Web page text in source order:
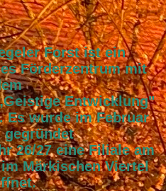
Forst ist ein
Förderzentrum mit
Entwicklung"
Es wurde im Februar
gegründet
26/27 eine Filiale am
Märkischen Viertel